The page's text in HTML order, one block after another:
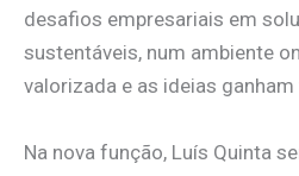
desafios empresariais em
sustentáveis, num ambiente
valorizada e as ideias ganham
Na nova função, Luís Quinta